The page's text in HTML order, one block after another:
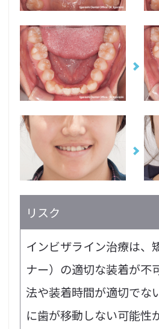
リスク
インビザライン治療は、
ナー）の適切な装着が不
法や装着時間が適切でな
に歯が移動しない可能性